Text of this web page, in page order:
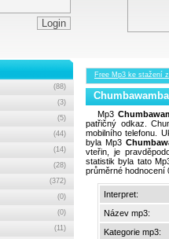
Free Mp3 ke stažení
Mp3
patřičný odkaz.
mobilního telefonu.
byla Mp3
vteřin, je
statistik byla tato
průměrné hodnocení
Interpret:
Název mp3:
Kategorie mp3:
(88)
(3)
(5)
(44)
(14)
(28)
(372)
(0)
(0)
(11)